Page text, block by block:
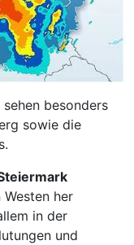
besonders
sowie die
her
in der
und